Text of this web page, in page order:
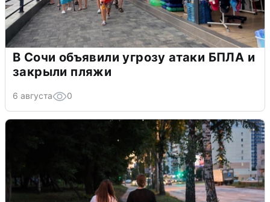
В Сочи объявили угрозу атаки БПЛА и
закрыли пляжи
6 августа 0